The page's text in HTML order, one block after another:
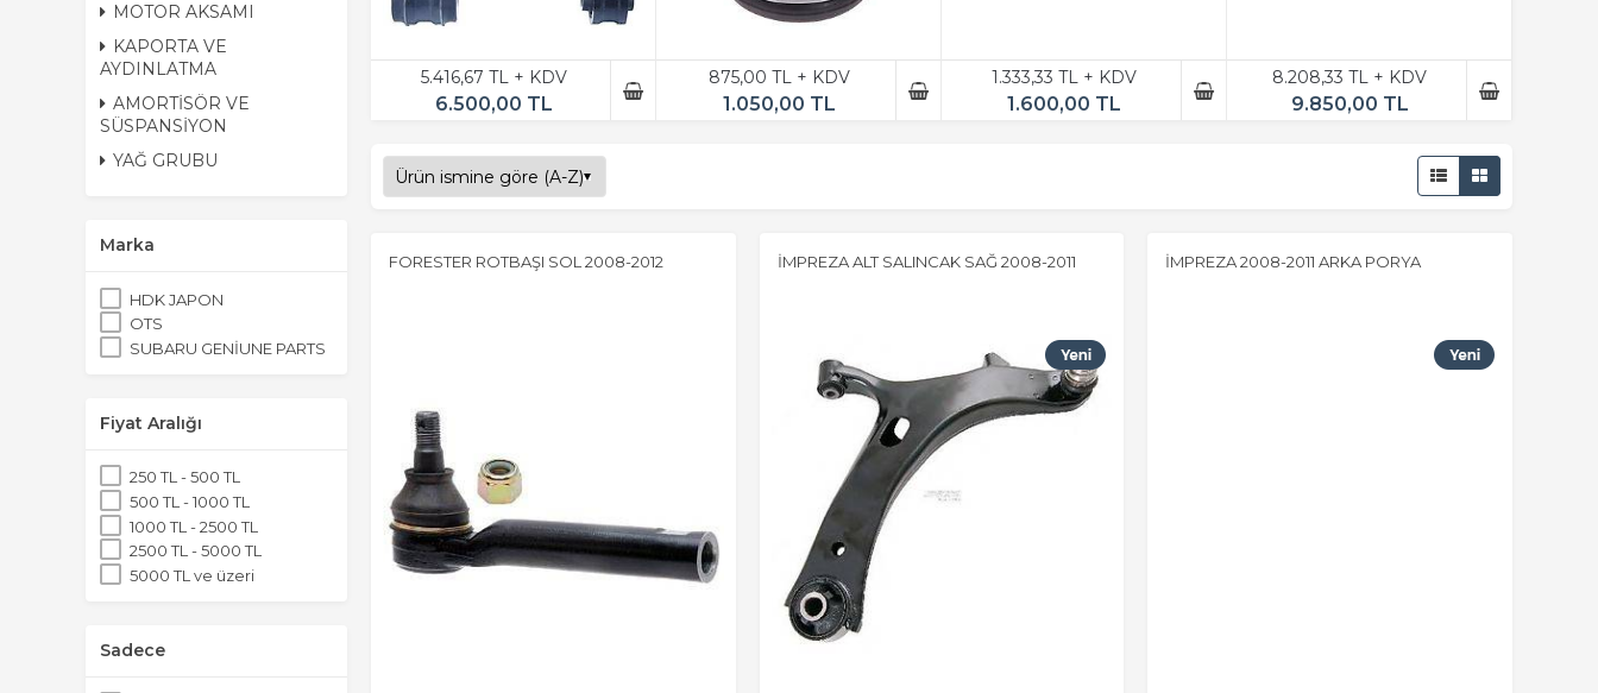
MOTOR AKSAMI
KAPORTA VE
AYDINLATMA
AMORTİSÖR VE
SÜSPANSİYON
YAĞ GRUBU
Marka
HDK JAPON
OTS
SUBARU GENİUNE PARTS
Fiyat Aralığı
250 TL - 500 TL
500 TL - 1000 TL
1000 TL - 2500 TL
2500 TL - 5000 TL
5000 TL ve üzeri
Sadece
5.416,67 TL + KDV
6.500,00 TL
875,00 TL + KDV
1.050,00 TL
1.333,33 TL + KDV
1.600,00 TL
8.208,33 TL + KDV
9.850,00 TL
FORESTER ROTBAŞI SOL 2008-2012 İMPREZA ALT SALINCAK SAĞ 2008-2011 İMPREZA 2008-2011 ARKA PORYA